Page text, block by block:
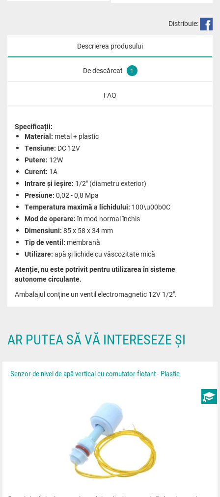
Distribuie:
Descrierea produsului
De descărcat 1
FAQ
Specificații:
Material: metal + plastic
Tensiune: DC 12V
Putere: 12W
Curent: 1A
Intrare și ieșire: 1/2" (diametru exterior)
Presiune: 0,02 - 0,8 Mpa
Temperatura maximă a lichidului: 100\u00b0C
Mod de operare: în mod normal închis
Dimensiuni: 85 x 58 x 34 mm
Tip de ventil: membrană
Utilizare: apă și lichide cu vâscozitate mică
Atenție, nu este potrivit pentru utilizarea în sisteme
autonome circulante.
Ambalajul conține un ventil electromagnetic 12V 1/2".
AR PUTEA SĂ VĂ INTERESEZE ȘI
Senzor de nivel de apă vertical cu comutator flotant - Plastic